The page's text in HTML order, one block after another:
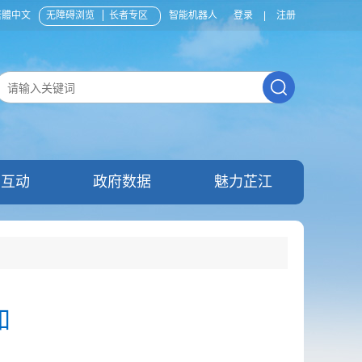
中文 无障碍浏览 长者专区 智能机器人 登录 注册
动 政府数据 魅力芷江